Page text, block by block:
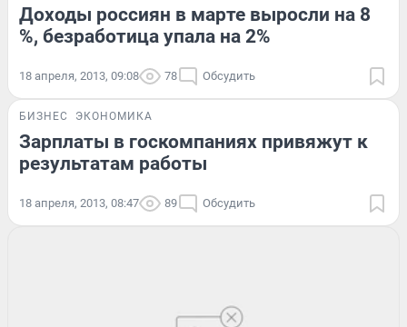
Доходы россиян в марте выросли на 8
%, безработица упала на 2%
18 апреля, 2013, 09:08 78 Обсудить
БИЗНЕС ЭКОНОМИКА
Зарплаты в госкомпаниях привяжут к
результатам работы
18 апреля, 2013, 08:47 89 Обсудить